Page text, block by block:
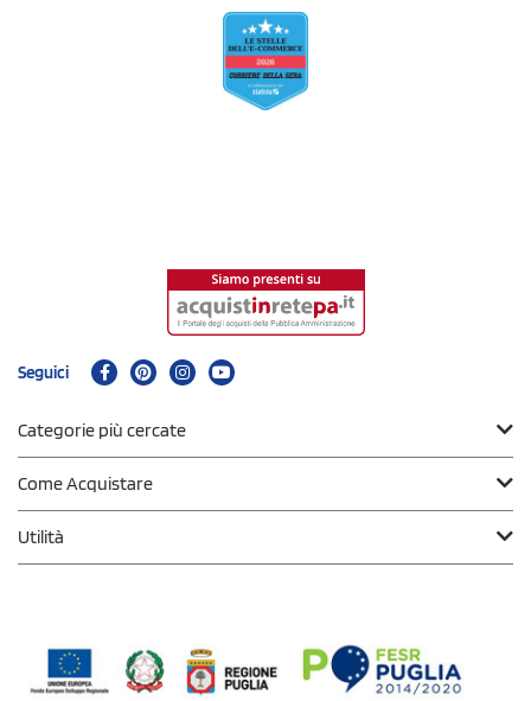
Seguici
Categorie più cercate
Come Acquistare
Utilità